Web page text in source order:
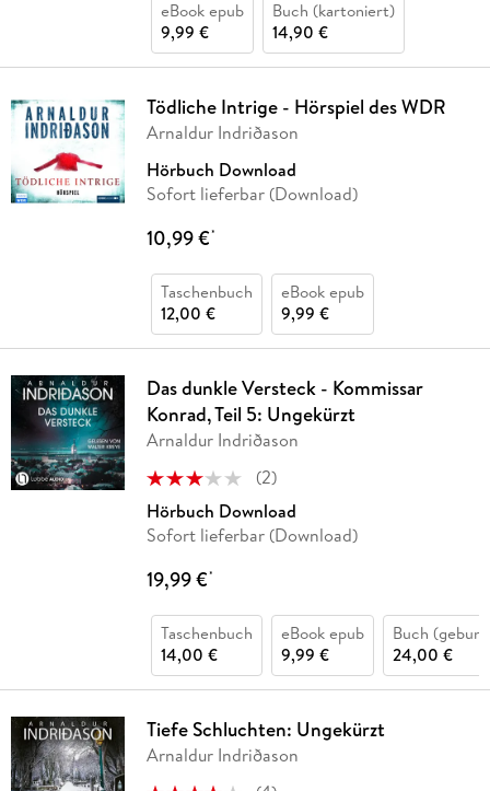
eBook epub
9,99 €
Buch (kartoniert)
14,90 €
Tödliche Intrige - Hörspiel des WDR
Arnaldur Indriðason
Hörbuch Download
Sofort lieferbar (Download)
10,99 €*
Taschenbuch
12,00 €
eBook epub
9,99 €
Das dunkle Versteck - Kommissar
Konrad, Teil 5: Ungekürzt
Arnaldur Indriðason
(2)
Hörbuch Download
Sofort lieferbar (Download)
19,99 €*
Taschenbuch
14,00 €
eBook epub
9,99 €
Buch
24,00 €
Tiefe Schluchten: Ungekürzt
Arnaldur Indriðason